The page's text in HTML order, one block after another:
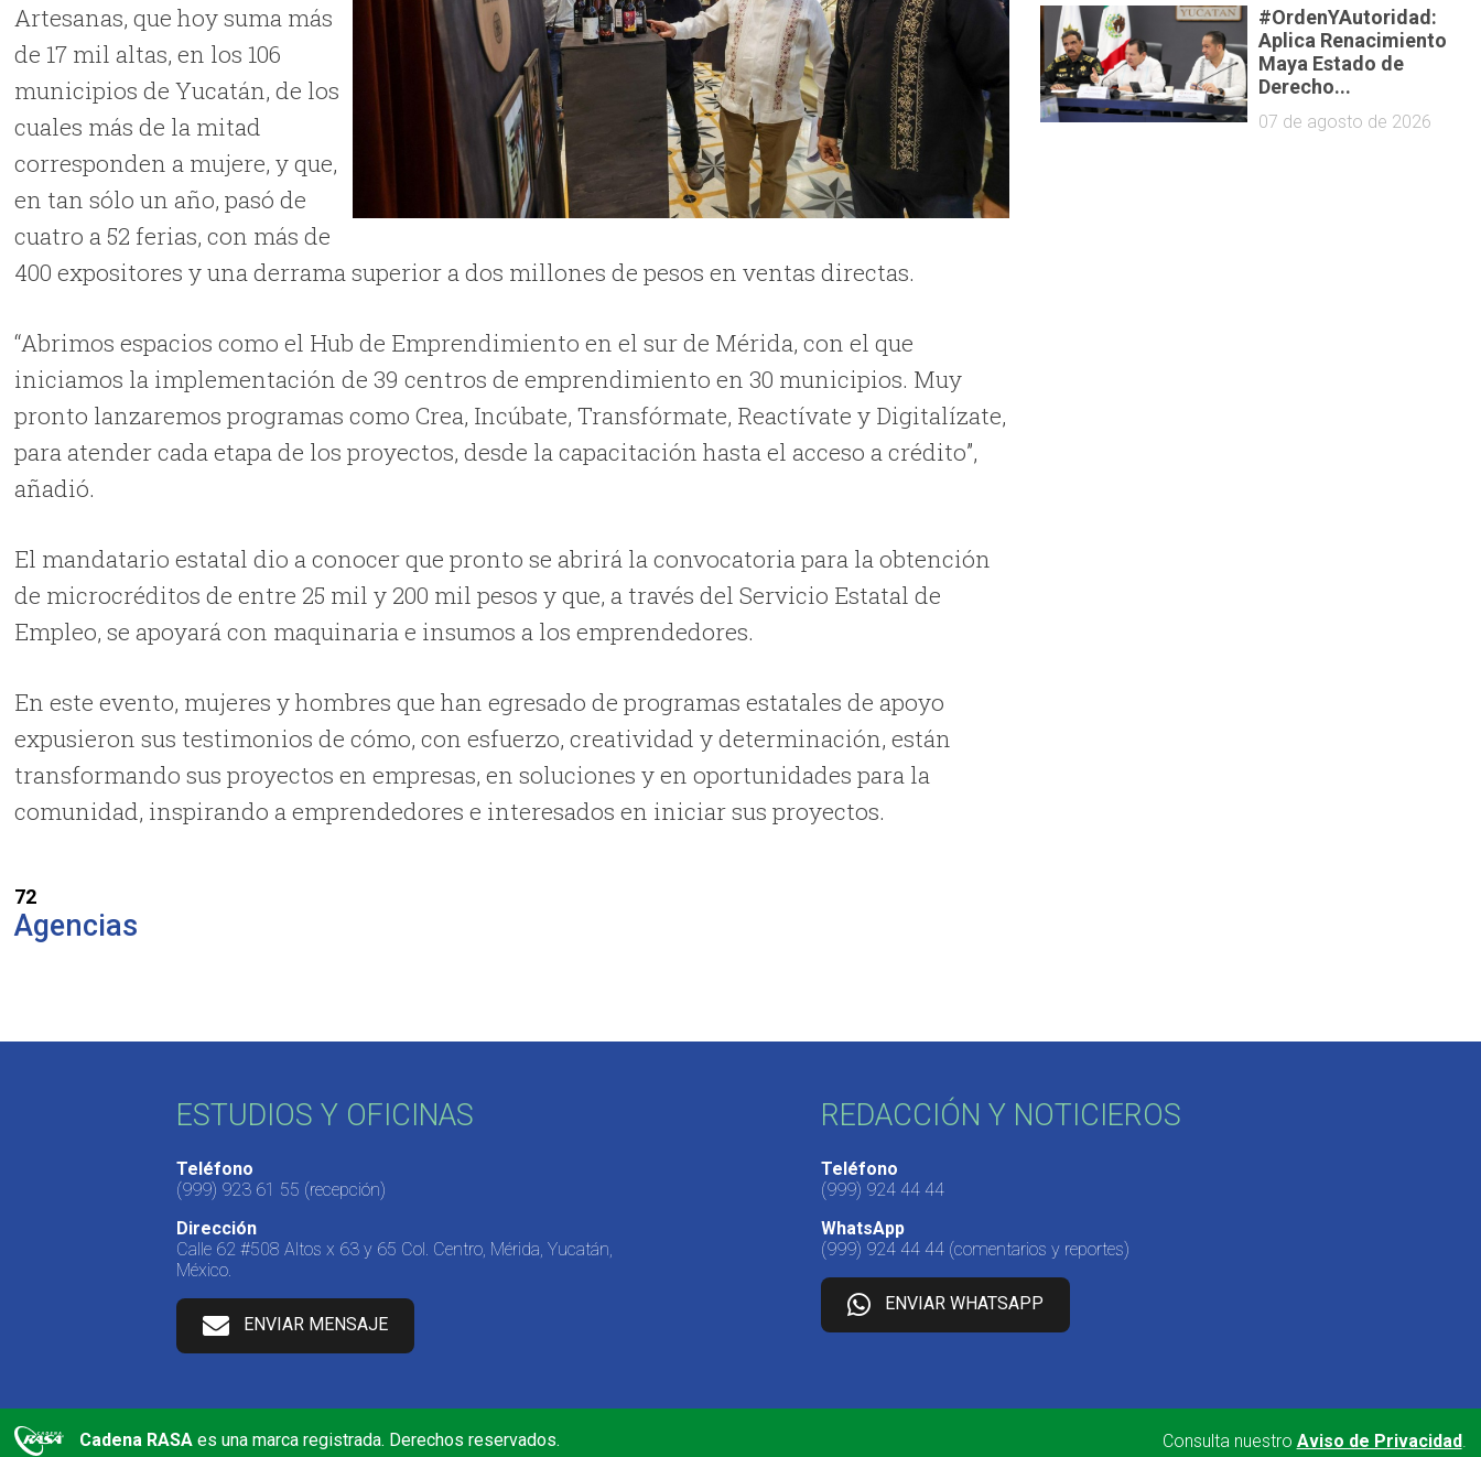
Artesanas, que hoy suma más
de 17 mil altas, en los 106
municipios de Yucatán, de los
cuales más de la mitad
corresponden a mujere, y que,
en tan sólo un año, pasó de
cuatro a 52 ferias, con más de
400 expositores y una derrama superior a dos millones de pesos en ventas directas.
“Abrimos espacios como el Hub de Emprendimiento en el sur de Mérida, con el que
iniciamos la implementación de 39 centros de emprendimiento en 30 municipios. Muy
pronto lanzaremos programas como Crea, Incúbate, Transfórmate, Reactívate y Digitalízate,
para atender cada etapa de los proyectos, desde la capacitación hasta el acceso a crédito”,
añadió.
El mandatario estatal dio a conocer que pronto se abrirá la convocatoria para la obtención
de microcréditos de entre 25 mil y 200 mil pesos y que, a través del Servicio Estatal de
Empleo, se apoyará con maquinaria e insumos a los emprendedores.
En este evento, mujeres y hombres que han egresado de programas estatales de apoyo
expusieron sus testimonios de cómo, con esfuerzo, creatividad y determinación, están
transformando sus proyectos en empresas, en soluciones y en oportunidades para la
comunidad, inspirando a emprendedores e interesados en iniciar sus proyectos.
72
Agencias
#OrdenYAutoridad:
Aplica Renacimiento
Maya Estado de
Derecho...
07 de agosto de 2026
ESTUDIOS Y OFICINAS
Teléfono
(999) 923 61 55 (recepción)
Dirección
Calle 62 #508 Altos x 63 y 65 Col. Centro, Mérida, Yucatán,
México.
ENVIAR MENSAJE
REDACCIÓN Y NOTICIEROS
Teléfono
(999) 924 44 44
WhatsApp
(999) 924 44 44 (comentarios y reportes)
ENVIAR WHATSAPP
Cadena RASA es una marca registrada. Derechos reservados. Consulta nuestro Aviso de Privacidad.